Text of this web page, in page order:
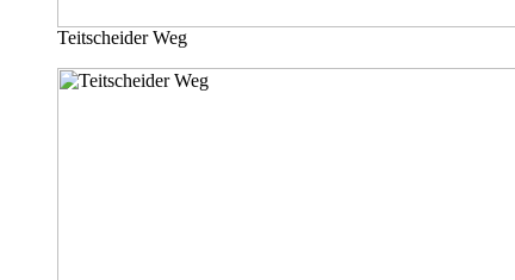
Teitscheider Weg